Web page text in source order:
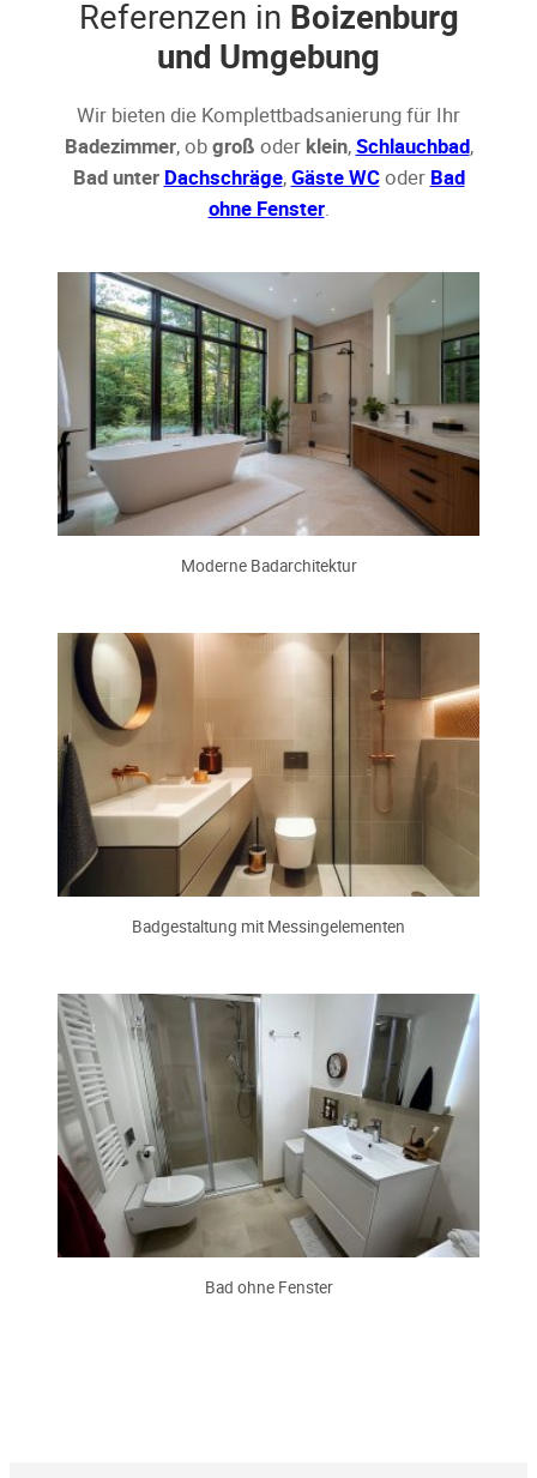
Referenzen in Boizenburg
und Umgebung
Wir bieten die Komplettbadsanierung für Ihr
Badezimmer, obgroß oder klein,Schlauchbad,
Bad unter Dachschräge,Gäste WCoder Bad
ohne Fenster.
Moderne Badarchitektur
Badgestaltung mit Messingelementen
Bad ohne Fenster